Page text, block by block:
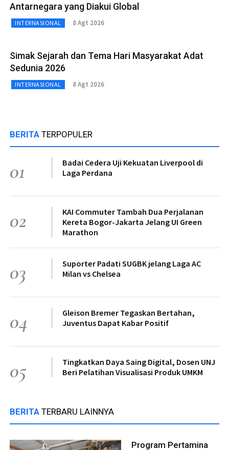
Antarnegara yang Diakui Global
INTERNASIONAL 8 Agt 2026
Simak Sejarah dan Tema Hari Masyarakat Adat
Sedunia 2026
INTERNASIONAL 8 Agt 2026
BERITA TERPOPULER
01
Badai Cedera Uji Kekuatan Liverpool di
Laga Perdana
02
KAI Commuter Tambah Dua Perjalanan
Kereta Bogor-Jakarta Jelang UI Green
Marathon
03
Suporter Padati SUGBK jelang Laga AC
Milan vs Chelsea
04
Gleison Bremer Tegaskan Bertahan,
Juventus Dapat Kabar Positif
05
Tingkatkan Daya Saing Digital, Dosen UNJ
Beri Pelatihan Visualisasi Produk UMKM
BERITA TERBARU LAINNYA
Program Pertamina